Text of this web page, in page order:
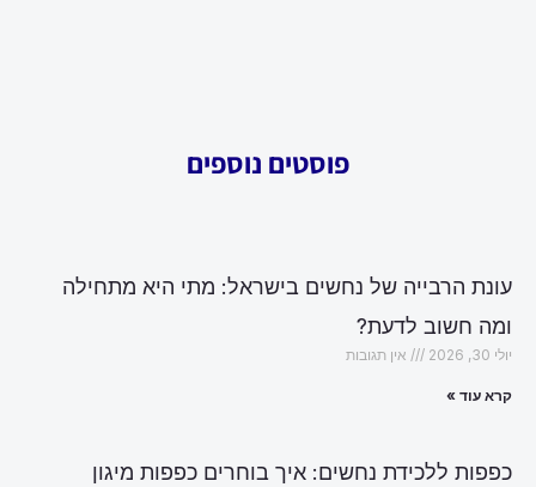
פוסטים נוספים
עונת הרבייה של נחשים בישראל: מתי היא מתחילה
ומה חשוב לדעת?
יולי 30, 2026 אין תגובות
קרא עוד »
כפפות ללכידת נחשים: איך בוחרים כפפות מיגון